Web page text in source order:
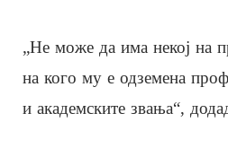
„Не може да има некој на
на кого му е одземена
и академските звања“,